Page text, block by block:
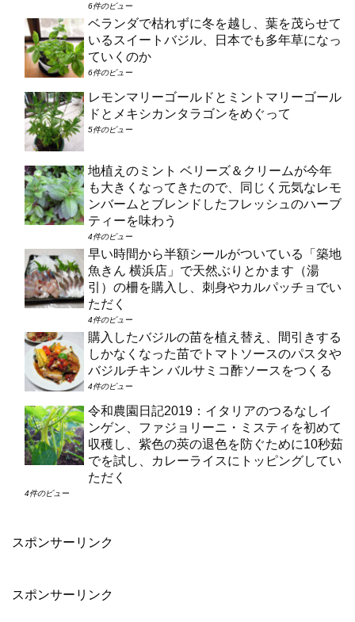
6件のビュー
ベランダで枯れずに冬を越し、葉を茂らせて
いるスイートバジル、日本でも多年草になっ
ていくのか
6件のビュー
レモンマリーゴールドとミントマリーゴール
ドとメキシカンタラゴンをめぐって
5件のビュー
地植えのミント ベリーズ＆クリームが今年
も大きくなってきたので、同じく元気なレモ
ンバームとブレンドしたフレッシュのハーブ
ティーを味わう
4件のビュー
早い時間から半額シールがついている「築地
魚きん 横浜店」で天然ぶりとかます（湯
引）の柵を購入し、刺身やカルパッチョでい
ただく
4件のビュー
購入したバジルの苗を植え替え、間引きする
しかなくなった苗でトマトソースのパスタや
バジルチキン バルサミコ酢ソースをつくる
4件のビュー
令和農園日記2019：イタリアのつるなしイ
ンゲン、ファジョリーニ・ミスティを初めて
収穫し、紫色の莢の退色を防ぐために10秒茹
でを試し、カレーライスにトッピングしてい
ただく
4件のビュー
スポンサーリンク
スポンサーリンク